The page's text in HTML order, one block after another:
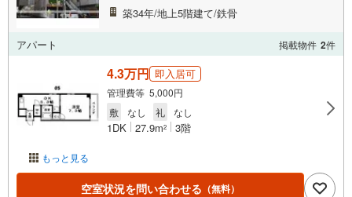
築34年/地上5階建て/鉄骨
アパート 掲載物件 2件
もっと見る
4.3万円 即入居可
管理費等 5,000円
敷
なし 礼 なし
1DK 27.9m2 3階
空室状況を問い合わせる （無料）